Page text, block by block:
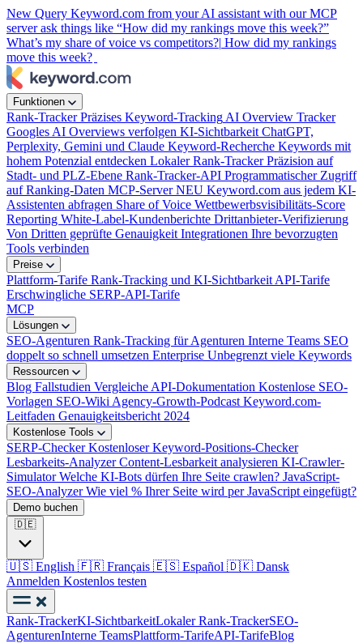
New Query Keyword.com from your AI assistant with our MCP
server ask things like “How did my rankings move this week?”
What’s my share of voice vs competitors?| How did my rankings
move this week?
Funktionen
Rank-TrackerPräzises Keyword-Tracking AI Overview Tracker
Googles AI Overviews verfolgen KI-Sichtbarkeit ChatGPT,
Perplexity, Gemini und Claude Keyword-Recherche Keywords mit
hohem Potenzial entdecken Lokaler Rank-TrackerPräzision auf
Stadt- und PLZ-Ebene Rank-Tracker-API Programmatischer Zugriff
auf Ranking-Daten MCP-ServerNEU Keyword.com aus jedem KI-
Assistenten abfragen Share of Voice Wettbewerbsvisibilitäts-Score
Reporting White-Label-Kundenberichte Drittanbieter-Verifizierung
Von Dritten geprüfte Genauigkeit Integrationen Ihre bevorzugten
Tools verbinden
Preise
Plattform-Tarife Rank-Tracking und KI-Sichtbarkeit API-Tarife
Erschwingliche SERP-API-Tarife
MCP
Lösungen
SEO-Agenturen Rank-Tracking für Agenturen Interne Teams SEO
doppelt so schnell umsetzen Enterprise Unbegrenzt viele Keywords
Ressourcen
Blog Fallstudien Vergleiche API-Dokumentation Kostenlose SEO-
Vorlagen SEO-Wiki Agency-Growth-Podcast Keyword.com-
Leitfaden Genauigkeitsbericht 2024
Kostenlose Tools
SERP-CheckerKostenloser Keyword-Positions-Checker
Lesbarkeits-AnalyzerContent-Lesbarkeit analysieren KI-Crawler-
SimulatorWelche KI-Bots dürfen Ihre Seite crawlen? JavaScript-
SEO-AnalyzerWie viel % Ihrer Seite wird per JavaScript eingefügt?
Demo buchen
🇩🇪
🇺🇸 English 🇫🇷 Français 🇪🇸 Español 🇩🇰 Dansk
Anmelden Kostenlos testen
Rank-TrackerKI-SichtbarkeitLokaler Rank-TrackerSEO-
AgenturenInterne TeamsPlattform-TarifeAPI-TarifeBlog